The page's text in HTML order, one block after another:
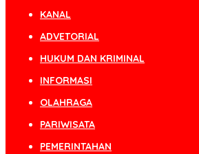
KANAL
ADVETORIAL
HUKUM DAN KRIMINAL
INFORMASI
OLAHRAGA
PARIWISATA
PEMERINTAHAN